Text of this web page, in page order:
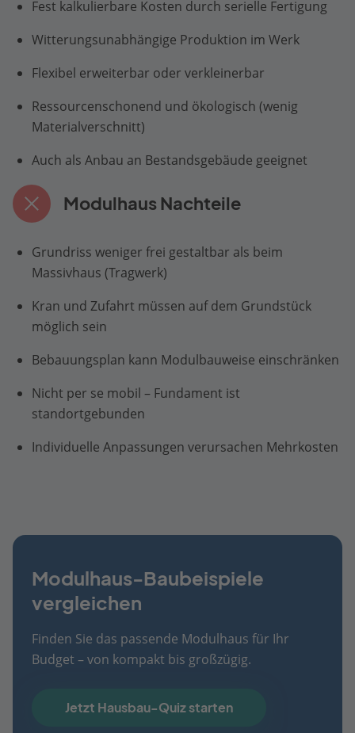
Fest kalkulierbare Kosten durch serielle Fertigung
Witterungsunabhängige Produktion im Werk
Flexibel erweiterbar oder verkleinerbar
Ressourcenschonend und ökologisch (wenig
Materialverschnitt)
Auch als Anbau an Bestandsgebäude geeignet
Modulhaus Nachteile
Grundriss weniger frei gestaltbar als beim
Massivhaus (Tragwerk)
Kran und Zufahrt müssen auf dem Grundstück
möglich sein
Bebauungsplan kann Modulbauweise einschränken
Nicht per se mobil – Fundament ist
standortgebunden
Individuelle Anpassungen verursachen Mehrkosten
Modulhaus-Baubeispiele
vergleichen
Finden Sie das passende Modulhaus für Ihr
Budget – von kompakt bis großzügig.
Jetzt Hausbau-Quiz starten